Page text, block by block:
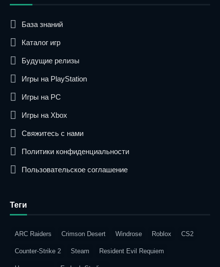
База знаний
Каталог игр
Будущие релизы
Игры на PlayStation
Игры на PC
Игры на Xbox
Свяжитесь с нами
Политики конфиденциальности
Пользовательское соглашение
Теги
ARC Raiders Crimson Desert Windrose Roblox CS2
Counter-Strike 2 Steam Resident Evil Requiem